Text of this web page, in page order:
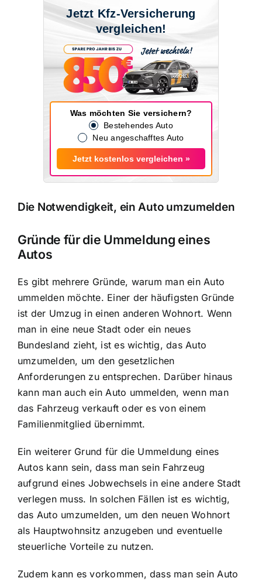
Jetzt Kfz-Versicherung
vergleichen!
Was möchten Sie versichern?
Bestehendes Auto
Neu angeschafftes Auto
Jetzt kostenlos vergleichen »
Die Notwendigkeit, ein Auto umzumelden
Gründe für die Ummeldung eines
Autos
Es gibt mehrere Gründe, warum man ein Auto
ummelden möchte. Einer der häufigsten Gründe
ist der Umzug in einen anderen Wohnort. Wenn
man in eine neue Stadt oder ein neues
Bundesland zieht, ist es wichtig, das Auto
umzumelden, um den gesetzlichen
Anforderungen zu entsprechen. Darüber hinaus
kann man auch ein Auto ummelden, wenn man
das Fahrzeug verkauft oder es von einem
Familienmitglied übernimmt.
Ein weiterer Grund für die Ummeldung eines
Autos kann sein, dass man sein Fahrzeug
aufgrund eines Jobwechsels in eine andere Stadt
verlegen muss. In solchen Fällen ist es wichtig,
das Auto umzumelden, um den neuen Wohnort
als Hauptwohnsitz anzugeben und eventuelle
steuerliche Vorteile zu nutzen.
Zudem kann es vorkommen, dass man sein Auto